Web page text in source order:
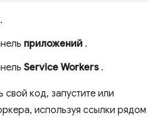
приложений .
Service Workers.
свой код, запустите или
используя ссылки рядом